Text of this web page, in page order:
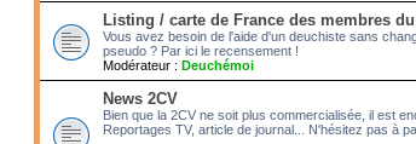
Listing / carte de France des membres
Vous avez besoin de l'aide d'un deuchiste sans
pseudo ? Par ici le recensement !
Modérateur : Deuchémoi
News 2CV
Bien que la 2CV ne soit plus commercialisée, il est
Reportages TV, article de journal... N'hésitez pas à